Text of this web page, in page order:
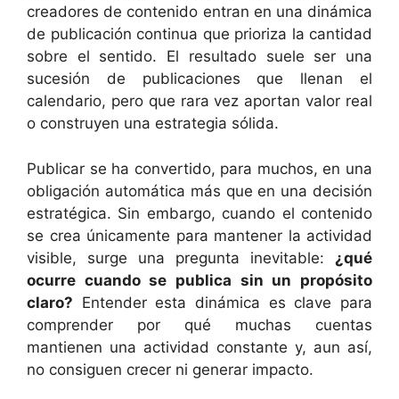
creadores de contenido entran en una dinámica
de publicación continua que prioriza la cantidad
sobre el sentido. El resultado suele ser una
sucesión de publicaciones que llenan el
calendario, pero que rara vez aportan valor real
o construyen una estrategia sólida.
Publicar se ha convertido, para muchos, en una
obligación automática más que en una decisión
estratégica. Sin embargo, cuando el contenido
se crea únicamente para mantener la actividad
visible, surge una pregunta inevitable: ¿qué
ocurre cuando se publica sin un propósito
claro? Entender esta dinámica es clave para
comprender por qué muchas cuentas
mantienen una actividad constante y, aun así,
no consiguen crecer ni generar impacto.